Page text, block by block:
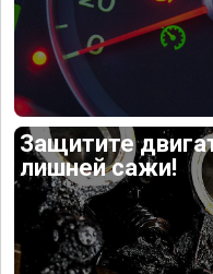
Защитите
лишней сажи!